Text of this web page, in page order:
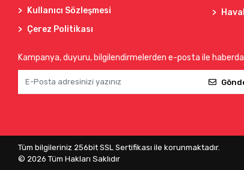
Kullanıcı Sözleşmesi
Çerez Politikası
Kampanya, duyuru, bilgilendirmelerden e-posta ile
Tüm bilgileriniz 256bit SSL Sertifikası ile korunmaktadır.
© 2026Tüm Hakları Saklıdır